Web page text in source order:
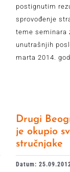
postignutim
sprovođenje
teme seminara
unutrašnjih
marta 2014.
Drugi
je okupio
stručnjake
Datum: